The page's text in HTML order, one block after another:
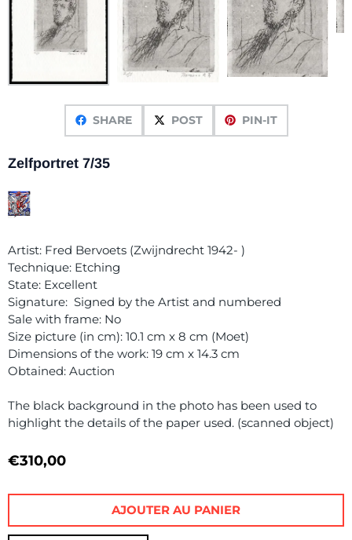
SHARE POST PIN-IT
Zelfportret 7/35
Artist: Fred Bervoets (Zwijndrecht 1942- )
Technique: Etching
State: Excellent
Signature: Signed by the Artist and numbered
Sale with frame: No
Size picture (in cm): 10.1 cm x 8 cm (Moet)
Dimensions of the work: 19 cm x 14.3 cm
Obtained: Auction
The black background in the photo has been used to
highlight the details of the paper used. (scanned object)
€310,00
AJOUTER AU PANIER